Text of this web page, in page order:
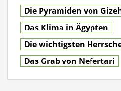
Die Pyramiden von
Das Klima in Ägypten
Die wichtigsten
Das Grab von Nefertari